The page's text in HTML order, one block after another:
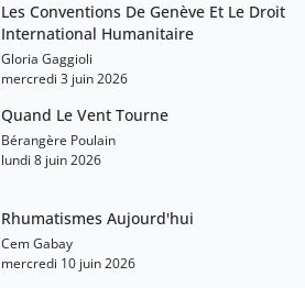
Les Conventions De Genève Et Le Droit
International Humanitaire
Gloria Gaggioli
mercredi 3 juin 2026
Quand Le Vent Tourne
Bérangère Poulain
lundi 8 juin 2026
Rhumatismes Aujourd'hui
Cem Gabay
mercredi 10 juin 2026